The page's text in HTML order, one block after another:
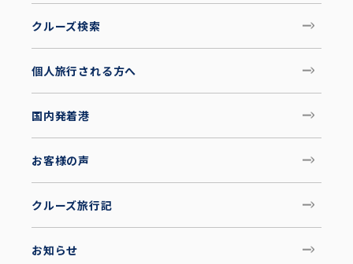
クルーズ検索
個人旅行される方へ
国内発着港
お客様の声
クルーズ旅行記
お知らせ